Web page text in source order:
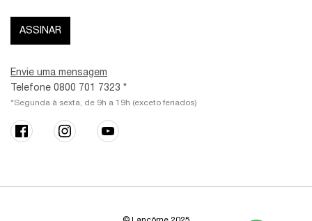
ASSINAR
Envie uma mensagem
Telefone 0800 701 7323 *
*Segunda à sexta, de 9h a 19h (exceto feriados)